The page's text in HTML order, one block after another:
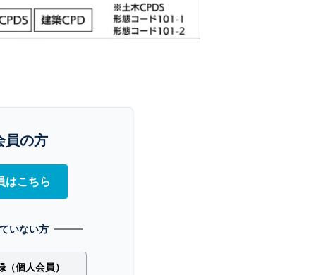
員の方
はこちら
いない方
個人会員）